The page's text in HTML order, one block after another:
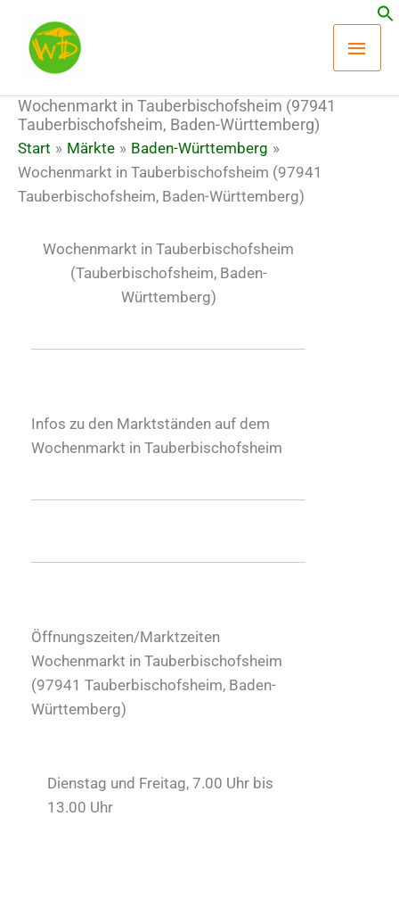
Inhalt
springen
Wochenmarkt in Tauberbischofsheim (97941
Tauberbischofsheim, Baden-Württemberg)
Start Märkte
Baden-Württemberg
Wochenmarkt in Tauberbischofsheim (97941
Tauberbischofsheim, Baden-Württemberg)
Wochenmarkt in Tauberbischofsheim
(Tauberbischofsheim, Baden-
Württemberg)
Infos zu den Marktständen auf dem
Wochenmarkt in Tauberbischofsheim
Öffnungszeiten/Marktzeiten
Wochenmarkt in Tauberbischofsheim
(97941 Tauberbischofsheim, Baden-
Württemberg)
Dienstag und Freitag, 7.00 Uhr bis
13.00 Uhr